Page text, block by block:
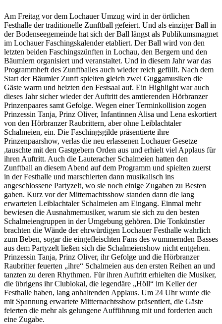
Am Freitag vor dem Lochauer Umzug wird in der örtlichen
Festhalle der traditionelle Zunftball gefeiert. Und als einziger Ball in
der Bodenseegemeinde hat sich der Ball längst als Publikumsmagnet
im Lochauer Faschingskalender etabliert. Der Ball wird von den
letzten beiden Faschingszünften in Lochau, den Bergern und den
Bäumlern organisiert und veranstaltet. Und in diesem Jahr war das
Programmheft des Zunftballes auch wieder reich gefüllt. Nach dem
Start der Bäumler Zunft spielten gleich zwei Guggamusiken die
Gäste warm und heizten den Festsaal auf. Ein Highlight war auch
dieses Jahr sicher wieder der Auftritt des amtierenden Hörbranzer
Prinzenpaares samt Gefolge. Wegen einer Terminkollision zogen
Prinzessin Tanja, Prinz Oliver, Infantinnen Alisa und Lena eskortiert
von den Hörbranzer Raubrittern, aber ohne Leiblachtaler
Schalmeien, ein. Die Faschingsgilde präsentierte ihre
Prinzenpaarshow, verlas die neu erlassenen Lochauer Gesetze
,tauschte mit den Gastgebern Orden aus und erhielt viel Applaus für
ihren Auftritt. Auch die Lauteracher Schalmeien hatten den
Zunftball an diesem Abend auf dem Programm und spielten zuerst
in der Festhalle und marschierten dann musikalisch ins
angeschlossene Partyzelt, wo sie noch einige Zugaben zu Besten
gaben. Kurz vor der Mitternachtsshow standen dann die lang
erwarteten Leiblachtaler Schalmeien am Eingang. Einmal mehr
bewiesen die Ausnahmemusiker, warum sie sich zu den besten
Schalmeiengruppen in der Umgebung gehören. Die Tonkünstler
brachten die Wände der ehrwürdigen Lochauer Festhalle wahrlich
zum Beben, sogar die eingefleischten Fans des wummernden Basses
aus dem Partyzelt ließen sich die Schalmeienshow nicht entgehen.
Prinzessin Tanja, Prinz Oliver, ihr Gefolge und die Hörbranzer
Raubritter feuerten „ihre“ Schalmeien aus den ersten Reihen an und
tanzten zu deren Rhythmen. Für ihren Auftritt erhielten die Musiker,
die übrigens ihr Clublokal, die legendäre „Höll“ im Keller der
Festhalle haben, lang anhaltenden Applaus. Um 24 Uhr wurde die
mit Spannung erwartete Mitternachtsshow präsentiert, die Gäste
feierten die mehr als gelungene Aufführung mit und forderten auch
eine Zugabe.